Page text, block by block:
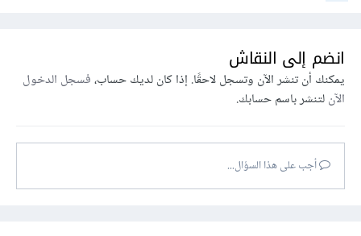
انضم إلى النقاش
يمكنك أن تنشر الآن وتسجل لاحقًا. إذا كان لديك حساب،فسجل الدخول
الآنلتنشر باسم حسابك.
أجب على هذا السؤال...